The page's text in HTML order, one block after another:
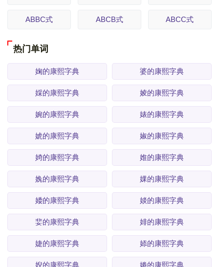
ABBC式 ABCB式 ABCC式
热门单词
婅的康熙字典 婆的康熙字典
婇的康熙字典 婈的康熙字典
婉的康熙字典 婊的康熙字典
婋的康熙字典 婌的康熙字典
婍的康熙字典 婎的康熙字典
婏的康熙字典 婐的康熙字典
婑的康熙字典 婒的康熙字典
婓的康熙字典 婔的康熙字典
婕的康熙字典 婖的康熙字典
婗的康熙字典 婘的康熙字典